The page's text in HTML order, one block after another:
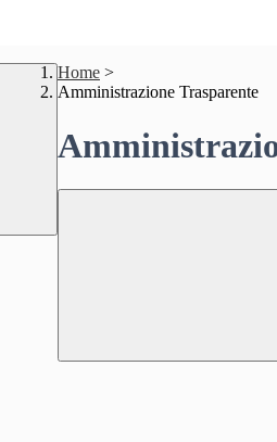
Home >
Amministrazione Trasparente